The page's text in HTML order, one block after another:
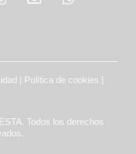
| Política de cookies |
Todos los derechos